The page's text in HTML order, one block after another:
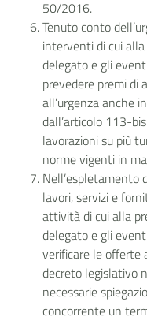
50/2016.
Tenuto conto
interventi di cui
delegato e gli
prevedere premi di
all’urgenza anche
dall’articolo 113-
lavorazioni su più
norme vigenti in
Nell’espletamento
lavori, servizi e
attività di cui alla
delegato e gli
verificare le offerte
decreto legislativo
necessarie
concorrente un